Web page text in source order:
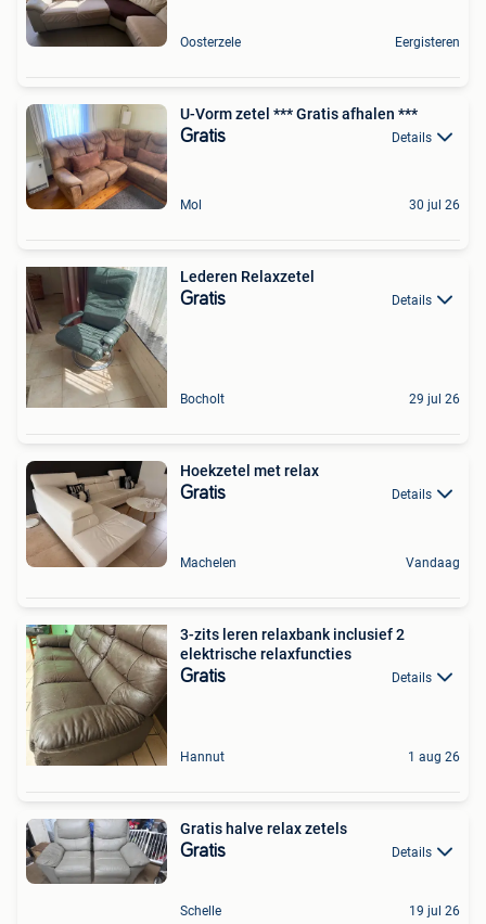
Oosterzele Eergisteren
U-Vorm zetel *** Gratis afhalen ***
Gratis Details
Mol 30 jul 26
Lederen Relaxzetel
Gratis Details
Bocholt 29 jul 26
Hoekzetel met relax
Gratis Details
Machelen Vandaag
3-zits leren relaxbank inclusief 2
elektrische relaxfuncties
Gratis Details
Hannut 1 aug 26
Gratis halve relax zetels
Gratis Details
Schelle 19 jul 26